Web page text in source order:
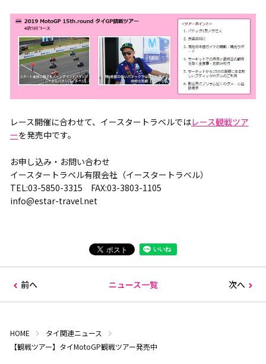
レース開催に合わせて、イースタートラベルではレース観戦ツア
ーを発売中です。
お申し込み・お問い合わせ
イースタートラベル有限会社（イースタートラベル）
TEL:03-5850-3315 FAX:03-3803-1105
info@estar-travel.net
前へ ニュース一覧 次へ
HOME
タイ関連ニュース
【観戦ツアー】タイMotoGP観戦ツアー発売中